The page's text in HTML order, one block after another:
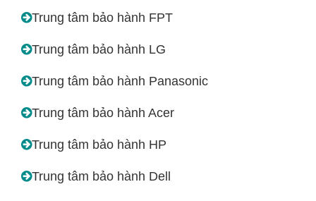
Trung tâm bảo hành FPT
Trung tâm bảo hành LG
Trung tâm bảo hành Panasonic
Trung tâm bảo hành Acer
Trung tâm bảo hành HP
Trung tâm bảo hành Dell